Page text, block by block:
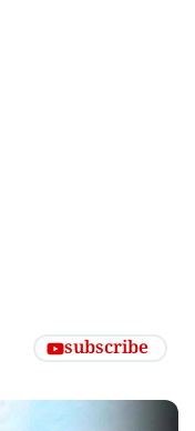
subscribe